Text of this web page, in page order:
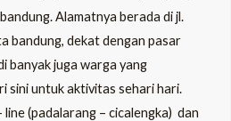
Alamatnya berada di jl.
bandung, dekat dengan pasar
banyak juga warga yang
sini untuk aktivitas sehari hari.
(padalarang – cicalengka) dan